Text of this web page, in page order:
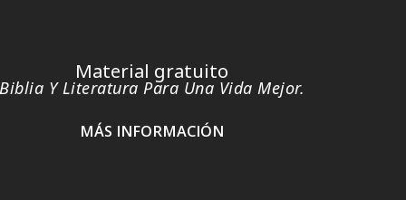
Material gratuito
Biblia Y Literatura Para Una Vida Mejor.
MÁS INFORMACIÓN